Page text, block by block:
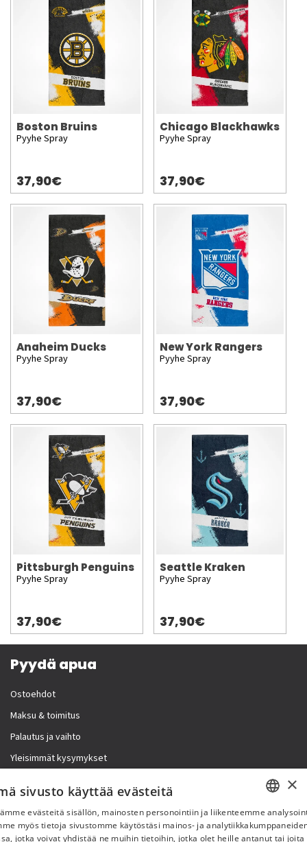
Boston Bruins
Pyyhe Spray
37,90€
Chicago Blackhawks
Pyyhe Spray
37,90€
Anaheim Ducks
Pyyhe Spray
37,90€
New York Rangers
Pyyhe Spray
37,90€
Pittsburgh Penguins
Pyyhe Spray
37,90€
Seattle Kraken
Pyyhe Spray
37,90€
Pyydä apua
Ostoehdot
Maksu & toimitus
Palautus ja vaihto
Yleisimmät kysymykset
Lisää meistä
Yritystiedot
×
sivusto käyttää evästeitä
evästeitä sisällön, mainosten personointiin ja liikenteemme
myös tietoja sivustomme käytöstäsi mainos- ja
jotka voivat yhdistää ne muihin tietoihin, jotka olet heille antanut tai joita